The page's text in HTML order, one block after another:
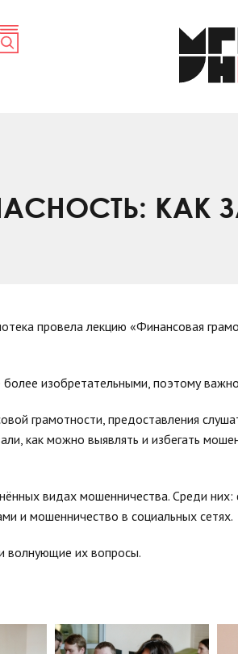
КАК
провела лекцию «Финансовая
изобретательными, поэтому
грамотности, предоставления
как можно выявлять и избегать
видах мошенничества. Среди
и мошенничество в социальных сетях.
волнующие их вопросы.